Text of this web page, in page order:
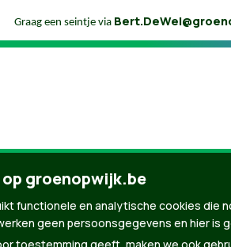
Graag een seintje via
Groen 2026 | Gemaakt met
groenopwijk.be
functionele en analytische cookies die
geen persoonsgegevens en hier is